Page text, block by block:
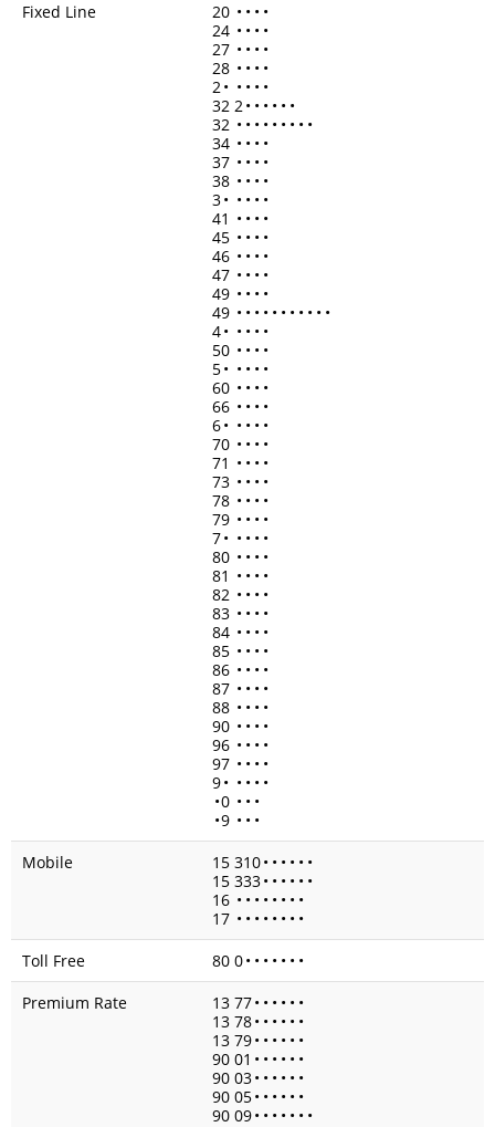
Fixed Line
20 • • • •
24 • • • •
27 • • • •
28 • • • •
2• • • • •
32 2• • • • • •
32 • • • • • • • • •
34 • • • •
37 • • • •
38 • • • •
3• • • • •
41 • • • •
45 • • • •
46 • • • •
47 • • • •
49 • • • •
49 • • • • • • • • • • •
4• • • • •
50 • • • •
5• • • • •
60 • • • •
66 • • • •
6• • • • •
70 • • • •
71 • • • •
73 • • • •
78 • • • •
79 • • • •
7• • • • •
80 • • • •
81 • • • •
82 • • • •
83 • • • •
84 • • • •
85 • • • •
86 • • • •
87 • • • •
88 • • • •
90 • • • •
96 • • • •
97 • • • •
9• • • • •
•0 • • •
•9 • • •
Mobile
15 310• • • • • •
15 333• • • • • •
16 • • • • • • • •
17 • • • • • • • •
Toll Free
80 0• • • • • • •
Premium Rate
13 77• • • • • •
13 78• • • • • •
13 79• • • • • •
90 01 • • • • • •
90 03• • • • • •
90 05• • • • • •
90 09• • • • • • •